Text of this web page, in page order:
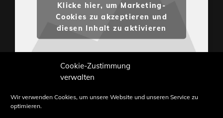
Cookie-Zustimmung
verwalten
Wir verwenden Cookies, um unsere Website und unseren Service zu
optimieren.
Klicke hier, um Marketing-
Cookies zu akzeptieren und
diesen Inhalt zu aktivieren